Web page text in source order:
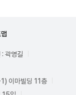
: 곽영길
이마빌딩 11층